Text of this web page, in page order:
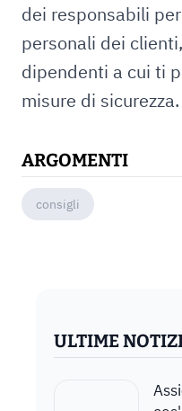
dei responsabili
personali dei
dipendenti a cui ti
misure di sicurezza.
ARGOMENTI
consigli
ULTIME